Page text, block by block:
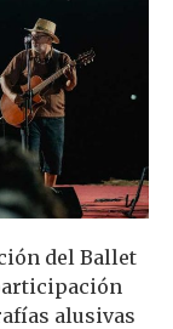
del Ballet
alusivas